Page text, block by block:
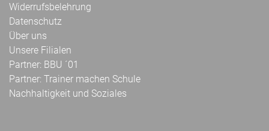
Widerrufsbelehrung
Datenschutz
Über uns
Unsere Filialen
Partner: BBU ´01
Partner: Trainer machen Schule
Nachhaltigkeit und Soziales